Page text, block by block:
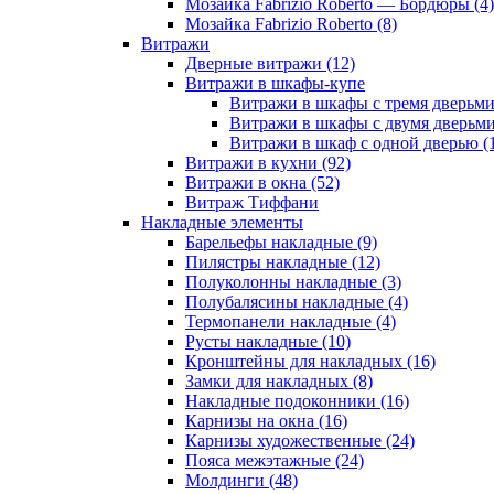
Мозайка Fabrizio Roberto — Бордюры (4)
Мозайка Fabrizio Roberto (8)
Витражи
Дверные витражи (12)
Витражи в шкафы-купе
Витражи в шкафы с тремя
Витражи в шкафы с двумя
Витражи в шкаф с одной дверью
Витражи в кухни (92)
Витражи в окна (52)
Витраж Тиффани
Накладные элементы
Барельефы накладные (9)
Пилястры накладные (12)
Полуколонны накладные (3)
Полубалясины накладные (4)
Термопанели накладные (4)
Русты накладные (10)
Кронштейны для накладных (16)
Замки для накладных (8)
Накладные подоконники (16)
Карнизы на окна (16)
Карнизы художественные (24)
Пояса межэтажные (24)
Молдинги (48)